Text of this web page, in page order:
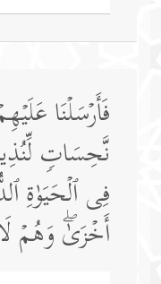
فَأَرۡسَلۡنَا
نَّحِسَاتࣲ
فِی ٱلۡحَیَوٰةِ
أَخۡزَىٰۖ وَهُمۡ